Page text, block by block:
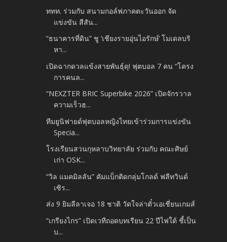
ททท. ร่วมกับ สนามกอล์ฟภาคตะวันออก จัด
แข่งขัน สีสัน...
“ธนาคารที่ดิน” ชู ‘เชียงรายอุ่นไอรักษ์’ โมเดลบริ
หา...
เปิดฉากดวลแข้งสายพันธุ์ดุ! ฟุตบอล 7 คน “โครง
การคนล...
“NEXZTER BRIC Superbike 2026” เปิดจักรวาล
ความเร็วฮ...
ทีมยูนิฟายด์ฟุตบอลหญิงไทยเข้าร่วมการแข่งขัน
Specia...
โรงเรียนสวนกุหลาบวิทยาลัย ร่วมกับ คณะศิษย์
เก่า OSK...
“วิล แมคมิลลัน” คัมแบ็กติดกลุ่มโกลด์ ฟลีทวินด์
เซิร...
ส่ง 9 ยิมลีลาเจอ 18 ชาติ วัดใจล่าตั๋วเอเชี่ยนเกมส์
“เกรียงไกร” เปิดเวทีถอดบทเรียน 22 ปีไฟใต้ ชี้เป็น
บ...